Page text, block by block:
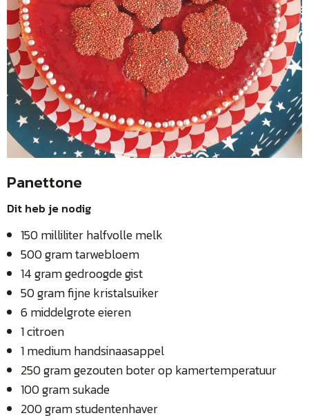
Panettone
Dit heb je nodig
150 milliliter halfvolle melk
500 gram tarwebloem
14 gram gedroogde gist
50 gram fijne kristalsuiker
6 middelgrote eieren
1 citroen
1 medium handsinaasappel
250 gram gezouten boter op kamertemperatuur
100 gram sukade
200 gram studentenhaver